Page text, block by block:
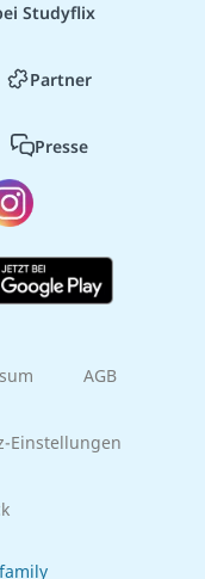
Studyflix
Partner
Presse
AGB
Einstellungen